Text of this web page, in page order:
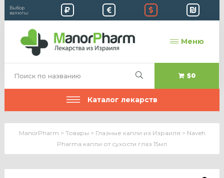
Выбор
валюты:
Меню
$0
Каталог лекарств
ManorPharm > Товары > Глазные капли из Израиля > Naveh
Pharma капли от сухости глаз 15мл